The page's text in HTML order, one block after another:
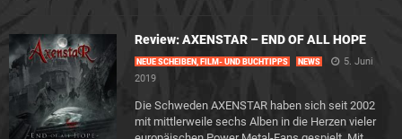
Review: AXENSTAR – END OF ALL HOPE
NEUE SCHEIBEN, FILM- UND BUCHTIPPS NEWS
5. Juni
2019
Die Schweden AXENSTAR haben sich seit 2002
mit mittlerweile sechs Alben in die Herzen vieler